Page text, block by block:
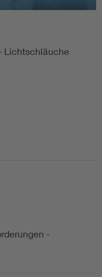
der Normung
Lichtschläuche
-